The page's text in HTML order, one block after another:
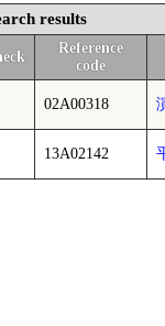
results
Reference
code
02A00318
13A02142